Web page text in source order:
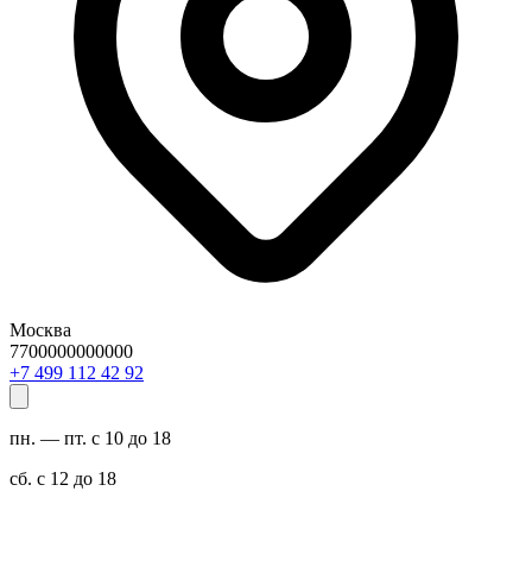
Москва
7700000000000
29 24 211 994 7+
пн. — пт. с 10 до 18
сб. с 12 до 18